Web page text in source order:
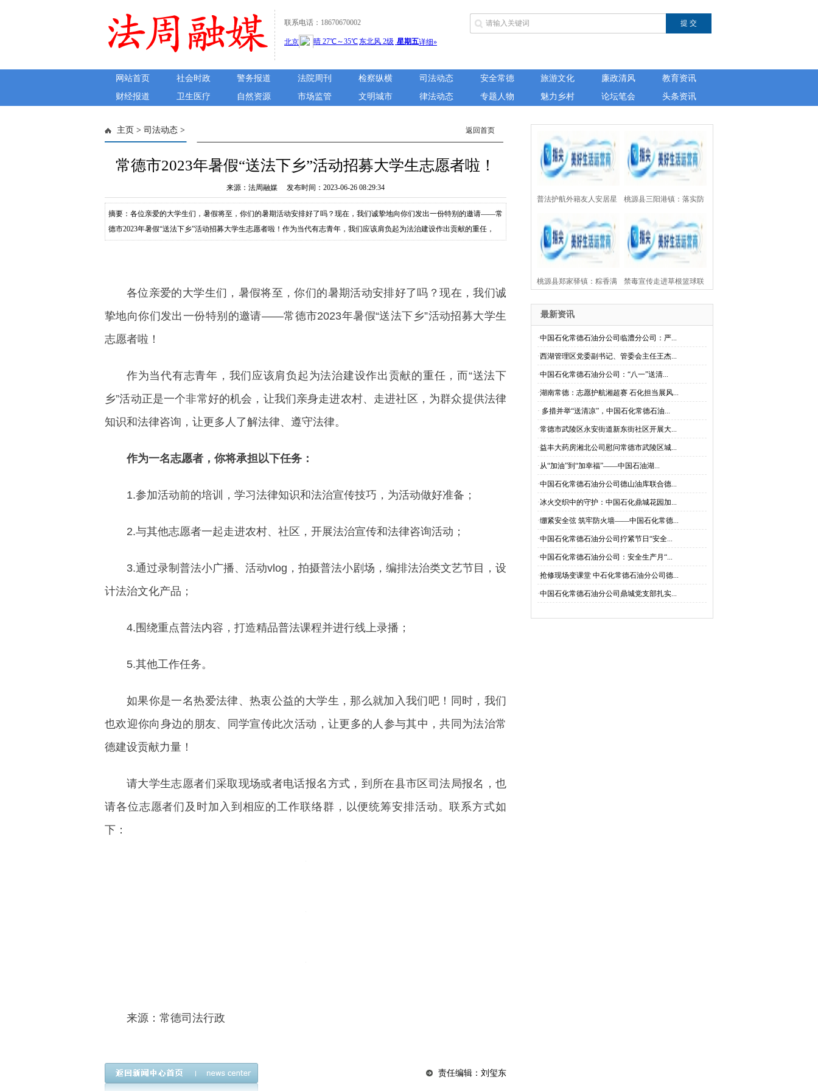
联系电话：18670670002
网站首页 社会时政 警务报道 法院周刊 检察纵横 司法动态 安全常德 旅游文化 廉政清风
教育资讯
财经报道
卫生医疗 自然资源 市场监管 文明城市 律法动态 专题人物 魅力乡村 论坛笔会 头条资讯
主页 > 司法动态 > 返回首页
常德市2023年暑假“送法下乡”活动招募大学生志愿者啦！
来源：法周融媒 发布时间：2023-06-26 08:29:34
摘要：各位亲爱的大学生们，暑假将至，你们的暑期活动安排好了吗？现在，我们诚挚地向你们发出一份特别的邀请——常
德市2023年暑假“送法下乡”活动招募大学生志愿者啦！作为当代有志青年，我们应该肩负起为法治建设作出贡献的重任，
各位亲爱的大学生们，暑假将至，你们的暑期活动安排好了吗？现在，我们诚
挚地向你们发出一份特别的邀请——常德市2023年暑假“送法下乡”活动招募大学生
志愿者啦！
作为当代有志青年，我们应该肩负起为法治建设作出贡献的重任，而“送法下
乡”活动正是一个非常好的机会，让我们亲身走进农村、走进社区，为群众提供法律
知识和法律咨询，让更多人了解法律、遵守法律。
作为一名志愿者，你将承担以下任务：
1.参加活动前的培训，学习法律知识和法治宣传技巧，为活动做好准备；
2.与其他志愿者一起走进农村、社区，开展法治宣传和法律咨询活动；
3.通过录制普法小广播、活动vlog，拍摄普法小剧场，编排法治类文艺节目，设
计法治文化产品；
4.围绕重点普法内容，打造精品普法课程并进行线上录播；
5.其他工作任务。
如果你是一名热爱法律、热衷公益的大学生，那么就加入我们吧！同时，我们
也欢迎你向身边的朋友、同学宣传此次活动，让更多的人参与其中，共同为法治常
德建设贡献力量！
请大学生志愿者们采取现场或者电话报名方式，到所在县市区司法局报名，也
请各位志愿者们及时加入到相应的工作联络群，以便统筹安排活动。联系方式如
下：
来源：常德司法行政
责任编辑：刘玺东
普法护航外籍友人安居星
城——湖南芙蓉律师事务
所开展涉外法律公益讲座
桃源县三阳港镇：落实防
溺水“四个一”设施，为157
处水域上紧“安全锁”
桃源县郑家驿镇：粽香满
古驿 楚韵闹端阳
禁毒宣传走进草根篮球联
造禁毒“移动课堂”
最新资讯
·中国石化常德石油分公司临澧分公司：严...
·西湖管理区党委副书记、管委会主任王杰...
·中国石化常德石油分公司：“八一”送清...
·湖南常德：志愿护航湘超赛 石化担当展风...
· 多措并举“送清凉”，中国石化常德石油...
·常德市武陵区永安街道新东街社区开展大...
·益丰大药房湘北公司慰问常德市武陵区城...
·从“加油”到“加幸福”——中国石油湖...
·中国石化常德石油分公司德山油库联合德...
·冰火交织中的守护：中国石化鼎城花园加...
·绷紧安全弦 筑牢防火墙——中国石化常德...
·中国石化常德石油分公司拧紧节日“安全...
·中国石化常德石油分公司：安全生产月“...
·抢修现场变课堂 中石化常德石油分公司德...
·中国石化常德石油分公司鼎城党支部扎实...